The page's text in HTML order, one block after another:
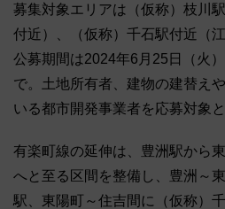
募集対象エリアは（仮称）枝川
付近）、（仮称）千石駅付近（
公募期間は2024年6月25日（火
で。土地所有者、建物の建替え
いる都市開発事業者を応募対象と
有楽町線の延伸は、豊洲駅から
へと至る区間を整備し、豊洲～
駅、東陽町～住吉間に（仮称）